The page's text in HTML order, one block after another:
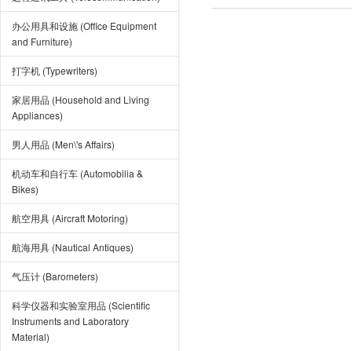
办公用具和设施 (Office Equipment
and Furniture)
打字机 (Typewriters)
家居用品 (Household and Living
Appliances)
男人用品 (Men\'s Affairs)
机动车和自行车 (Automobilia &
Bikes)
航空用具 (Aircraft Motoring)
航海用具 (Nautical Antiques)
气压计 (Barometers)
科学仪器和实验室用品 (Scientific
Instruments and Laboratory
Material)